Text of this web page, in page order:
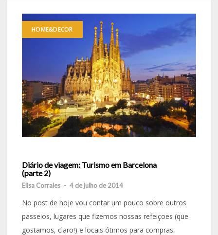
HOME&DECOR
Diário de viagem: Turismo em Barcelona
(parte 2)
Elisa Corrales - 4 de julho de 2014
No post de hoje vou contar um pouco sobre outros
passeios, lugares que fizemos nossas refeiçoes (que
gostamos, claro!) e locais ótimos para compras.